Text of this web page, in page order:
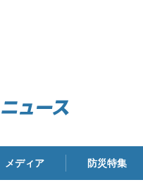
メディア 防災特集